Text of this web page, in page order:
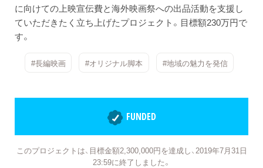
に向けての上映宣伝費と海外映画祭への出品活動を支援し
ていただきたく立ち上げたプロジェクト。目標額230万円で
す。
#長編映画 #オリジナル脚本 #地域の魅力を発信
FUNDED
このプロジェクトは、目標金額2,300,000円を達成し、2019年7月31日
23:59に終了しました。